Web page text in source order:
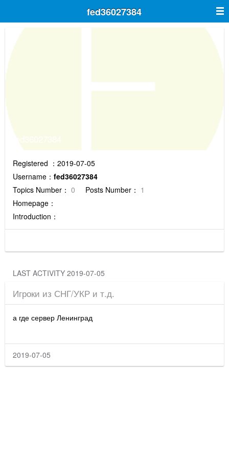
fed36027384
fed36027384
Registered ：2019-07-05
Username： fed36027384
Topics Number： 0 Posts Number： 1
Homepage：
Introduction：
LAST ACTIVITY 2019-07-05
Игроки из СНГ/УКР и т.д.
а где сервер Ленинград
2019-07-05